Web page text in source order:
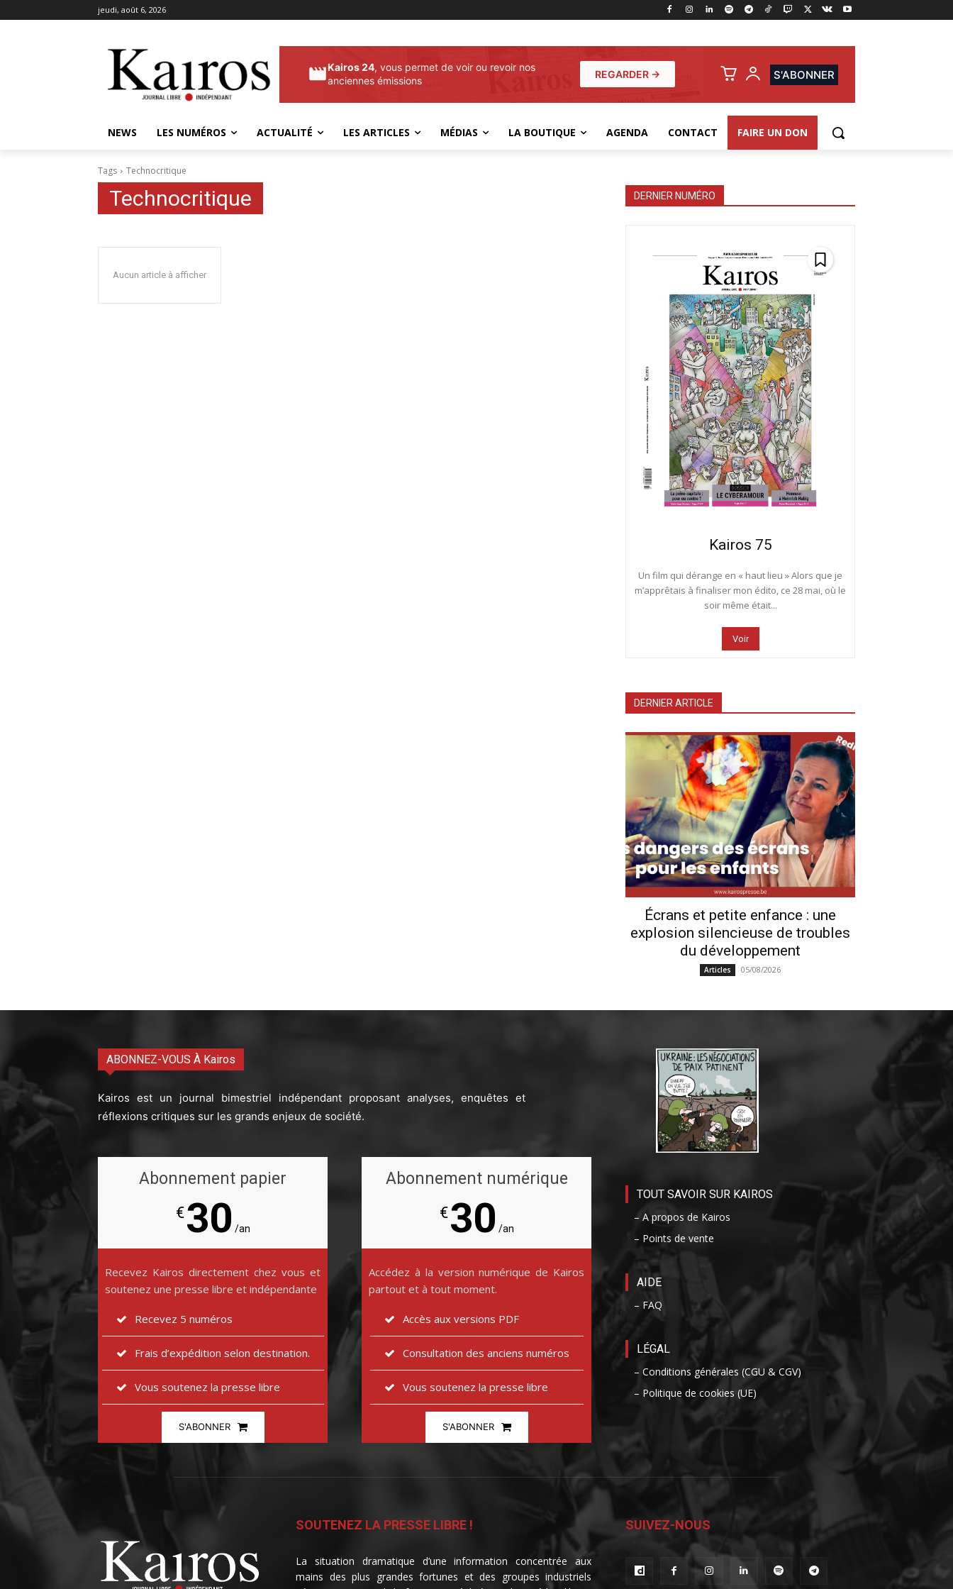
jeudi, août 6, 2026
Kairos 24, vous permet de voir ou revoir nos
anciennes émissions
REGARDER → S'ABONNER
NEWS LES NUMÉROS ACTUALITÉ LES ARTICLES MÉDIAS LA BOUTIQUE AGENDA CONTACT FAIRE UN DON
Tags Technocritique
Technocritique
Aucun article à afficher
DERNIER NUMÉRO
Kairos 75
Un film qui dérange en « haut lieu » Alors que je
m’apprêtais à finaliser mon édito, ce 28 mai, où le
soir même était...
Voir
DERNIER ARTICLE
Écrans et petite enfance : une
explosion silencieuse de troubles
du développement
Articles 05/08/2026
ABONNEZ-VOUS À Kairos
Kairos est un journal bimestriel indépendant proposant analyses, enquêtes et
réflexions critiques sur les grands enjeux de société.
Abonnement papier
€30 /an
Recevez Kairos directement chez vous et
soutenez une presse libre et indépendante
Recevez 5 numéros
Frais d’expédition selon destination.
Vous soutenez la presse libre
S'ABONNER
Abonnement numérique
€30 /an
Accédez à la version numérique de Kairos
partout et à tout moment.
Accès aux versions PDF
Consultation des anciens numéros
Vous soutenez la presse libre
S'ABONNER
TOUT SAVOIR SUR KAIROS
– A propos de Kairos
– Points de vente
AIDE
– FAQ
LÉGAL
– Conditions générales (CGU & CGV)
– Politique de cookies (UE)
SOUTENEZ LA PRESSE LIBRE !
La situation dramatique d’une information concentrée aux
mains des plus grandes fortunes et des groupes industriels
SUIVEZ-NOUS